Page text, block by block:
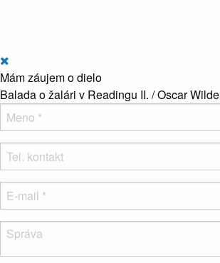
Mám záujem o dielo
Balada o žalári v Readingu II. / Oscar Wilde